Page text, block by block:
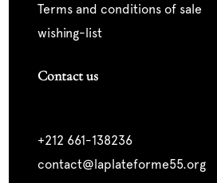
terms and conditions of sale
wishing-list
Contact us
+212 661-138236
contact@laplateforme55.org